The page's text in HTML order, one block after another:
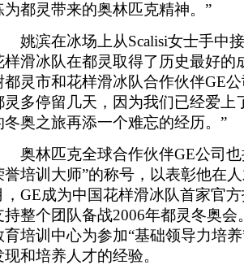
为都灵带来的奥林匹克精神。”
滨在冰场上从Scalisi女士手中接
样滑冰队在都灵取得了历史最好的
都灵市和花样滑冰队合作伙伴GE
灵多停留几天，因为我们已经爱上
冬奥之旅再添一个难忘的经历。”
林匹克全球合作伙伴GE公司也
誉培训大师”的称号，以表彰他在
，GE成为中国花样滑冰队首家官
持整个团队备战2006年都灵冬奥会
育培训中心为参加“基础领导力培
现和培养人才的经验。